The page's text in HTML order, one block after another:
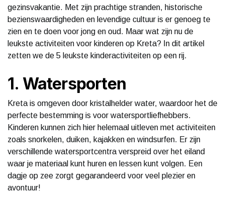
gezinsvakantie. Met zijn prachtige stranden, historische
bezienswaardigheden en levendige cultuur is er genoeg te
zien en te doen voor jong en oud. Maar wat zijn nu de
leukste activiteiten voor kinderen op Kreta? In dit artikel
zetten we de 5 leukste kinderactiviteiten op een rij.
1. Watersporten
Kreta is omgeven door kristalhelder water, waardoor het de
perfecte bestemming is voor watersportliefhebbers.
Kinderen kunnen zich hier helemaal uitleven met activiteiten
zoals snorkelen, duiken, kajakken en windsurfen. Er zijn
verschillende watersportcentra verspreid over het eiland
waar je materiaal kunt huren en lessen kunt volgen. Een
dagje op zee zorgt gegarandeerd voor veel plezier en
avontuur!